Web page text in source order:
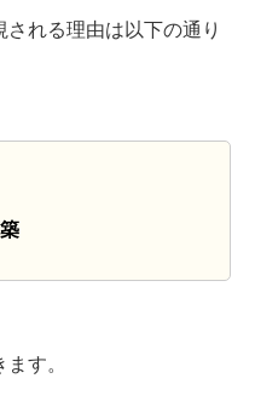
れる理由は以下の通り
す。